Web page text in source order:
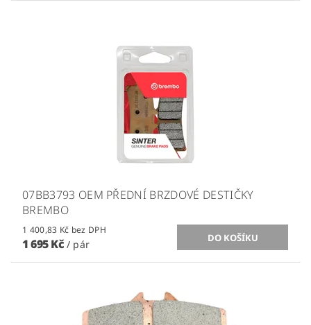
07BB3793 OEM PŘEDNÍ BRZDOVÉ DESTIČKY
BREMBO
1 400,83 Kč bez DPH
1 695 Kč / pár